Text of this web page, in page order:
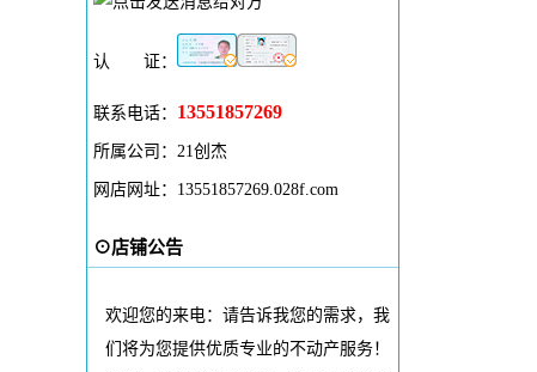
认 证：
联系电话： 13551857269
所属公司：21创杰
网店网址： 13551857269.028f.com
⊙店铺公告
欢迎您的来电：请告诉我您的需求，我
们将为您提供优质专业的不动产服务！